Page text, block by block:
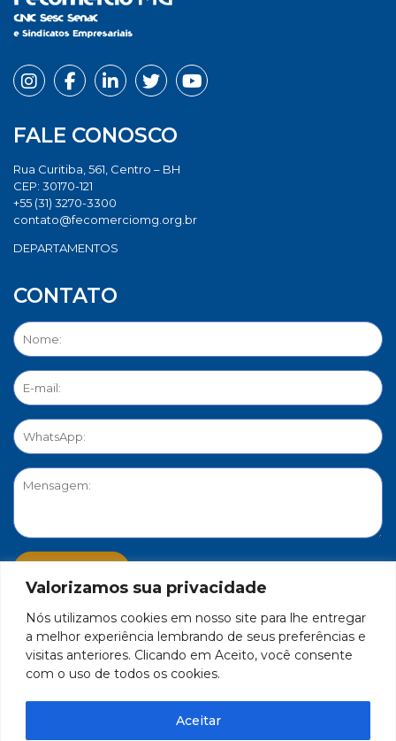
Valorizamos sua privacidade
Nós utilizamos cookies em nosso site para lhe entregar
a melhor experiência lembrando de seus preferências e
visitas anteriores. Clicando em Aceito, você consente
com o uso de todos os cookies.
Aceitar
FALE CONOSCO
Rua Curitiba, 561, Centro – BH
CEP: 30170-121
+55 (31) 3270-3300
contato@fecomerciomg.org.br
DEPARTAMENTOS
CONTATO
PORTAL DE PRIVACIDADE
17.271.982/0001-59